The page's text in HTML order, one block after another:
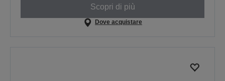
Scopri di più
Dove acquistare